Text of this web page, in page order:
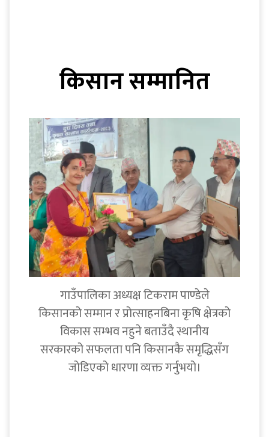
किसान सम्मानित
गाउँपालिका अध्यक्ष टिकराम पाण्डेले
किसानको सम्मान र प्रोत्साहनबिना कृषि क्षेत्रको
विकास सम्भव नहुने बताउँदै स्थानीय
सरकारको सफलता पनि किसानकै समृद्धिसँग
जोडिएको धारणा व्यक्त गर्नुभयो।